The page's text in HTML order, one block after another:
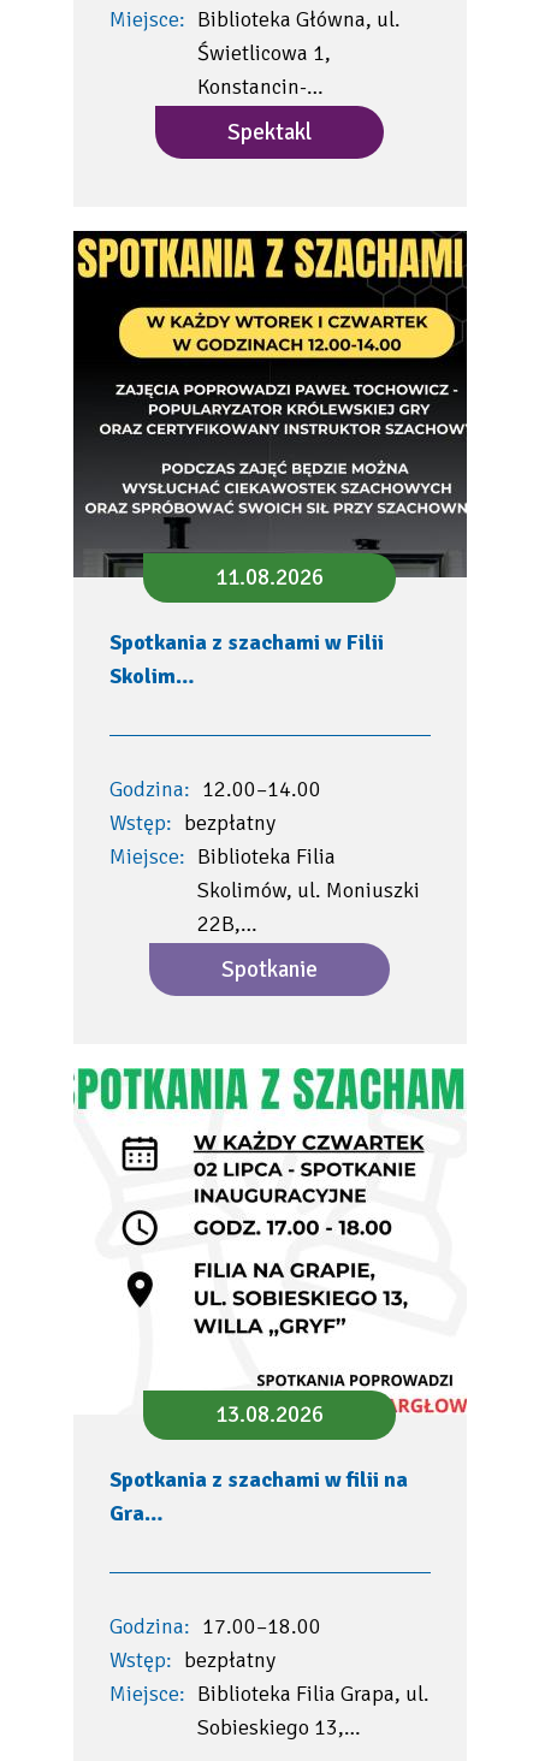
Miejsce: Biblioteka Główna, ul.
Świetlicowa 1,
Konstancin-…
Spektakl
11.08.2026
Spotkania z szachami w Filii
Skolim…
Godzina: 12.00–14.00
Wstęp: bezpłatny
Miejsce: Biblioteka Filia
Skolimów, ul. Moniuszki
22B,…
Spotkanie
13.08.2026
Spotkania z szachami w filii na
Gra…
Godzina: 17.00–18.00
Wstęp: bezpłatny
Miejsce: Biblioteka Filia Grapa, ul.
Sobieskiego 13,…